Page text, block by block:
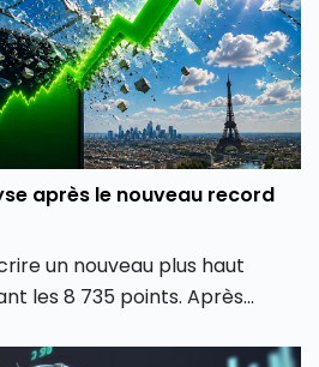
après le nouveau record
un nouveau plus haut
les 8 735 points. Après
retrouvé une dynamique